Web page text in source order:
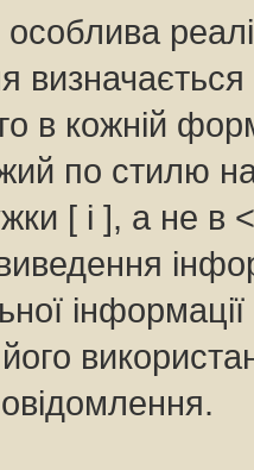
в кожній
по стилю
[ і ], а не в
його